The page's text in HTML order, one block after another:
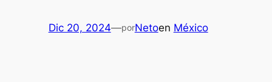
Dic 20, 2024—porNetoen México